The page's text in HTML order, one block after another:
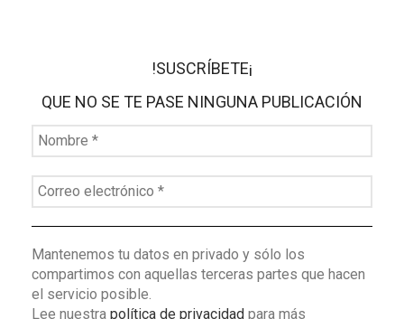
!SUSCRÍBETE¡
QUE NO SE TE PASE NINGUNA PUBLICACIÓN
Mantenemos tu datos en privado y sólo los
compartimos con aquellas terceras partes que hacen
el servicio posible.
Lee nuestra política de privacidad para más